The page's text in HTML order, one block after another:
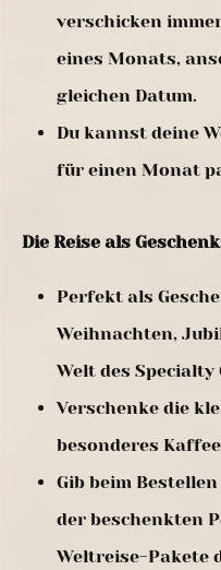
verschicken immer
eines Monats,
gleichen Datum.
Du kannst deine
für einen Monat
Die Reise als
Perfekt als
Weihnachten,
Welt des Specialty
Verschenke die
besonderes
Gib beim
der beschenkten
Weltreise-Pakete